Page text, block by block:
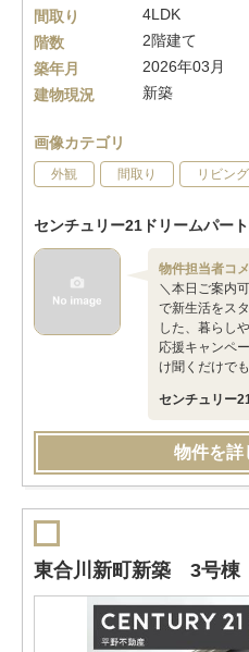
間取り
4LDK
階数
2階建て
築年月
2026年03月
建物現況
新築
画像カテゴリ
外観 間取り リビング
センチュリー21ドリームパー
物件担当者コ
＼本日ご案内
で新生活をス
した、暮らし
応援キャンペ
け聞くだけでも
センチュリー
物件を詳
東合川新町新築 3号棟